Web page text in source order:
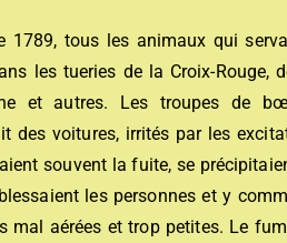
1789, tous les animaux qui
les tueries de la Croix-Rouge,
et autres. Les troupes de
des voitures, irrités par les
souvent la fuite, se
les personnes et y
mal aérées et trop petites. Le